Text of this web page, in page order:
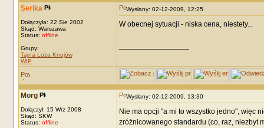
Serika
Dołączyła: 22 Sie 2002
Skąd: Warszawa
Status: offline
Grupy:
Tajna Loża Knujów
WIP
Wysłany: 02-12-2009, 12:25
W obecnej sytuacji - niska cena, niestety...
Morg
Dołączył: 15 Wrz 2008
Skąd: SKW
Status: offline
Wysłany: 02-12-2009, 13:30
Nie ma opcji "a mi to wszystko jedno", więc
zróżnicowanego standardu (co, raz, niezbyt